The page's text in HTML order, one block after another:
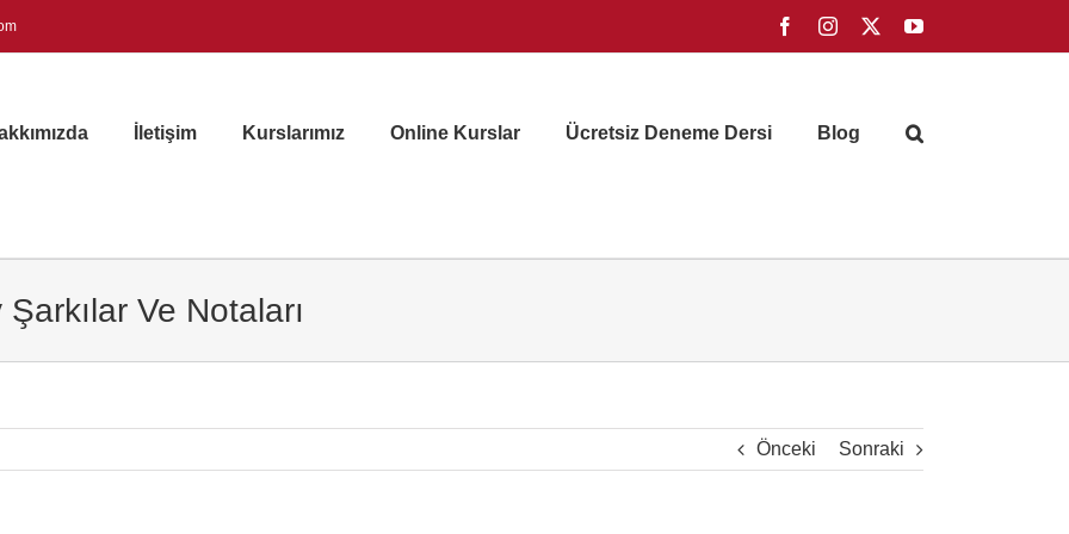
FacebookInstagram YouTube
İletişim Kurslarımız Online Kurslar Ücretsiz Deneme Dersi Blog
Ve Notaları
Önceki Sonraki